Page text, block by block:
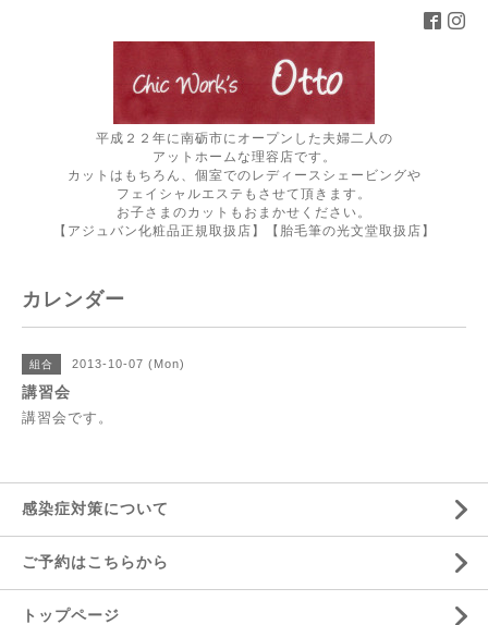
平成２２年に南砺市にオープンした夫婦二人の
アットホームな理容店です。
カットはもちろん、個室でのレディースシェービングや
フェイシャルエステもさせて頂きます。
お子さまのカットもおまかせください。
【アジュバン化粧品正規取扱店】【胎毛筆の光文堂取扱店】
カレンダー
組合 2013-10-07 (Mon)
講習会
講習会です。
感染症対策について
ご予約はこちらから
トップページ